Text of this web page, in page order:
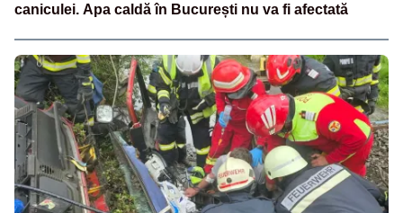
caniculei. Apa caldă în București nu va fi afectată